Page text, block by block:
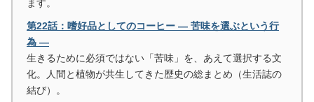
ます。
第22話：嗜好品としてのコーヒー ― 苦味を選ぶという行
為 ―
生きるために必須ではない「苦味」を、あえて選択する文
化。人間と植物が共生してきた歴史の総まとめ（生活誌の
結び）。